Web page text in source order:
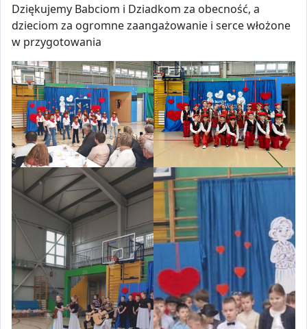
Dziękujemy Babciom i Dziadkom za obecność, a
dzieciom za ogromne zaangażowanie i serce włożone
w przygotowania